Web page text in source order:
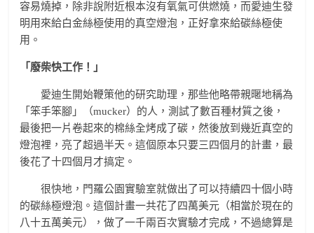
容易燒掉，除非說附近根本沒有氧氣可供燃燒，而愛迪生發
明用來給白金絲極使用的真空燈泡，正好拿來給碳絲極使
用。
「廢柴快工作！」
愛迪生開始鞭策他的研究助理，那些他略帶親暱地稱為
「笨手笨腳」（mucker）的人，測試了數百種材質之後，
最後把一片卷起來的棉絲全烤成了碳，然後放到幾近真空的
燈泡裡，亮了超過半天。這個原本只要三四個月的計畫，最
後花了十四個月才搞定。
很快地，門羅公園實驗室就做出了可以持續四十個小時
的碳絲極燈泡。這個計畫一共花了四萬美元（相當於現在的
八十五萬美元），做了一千兩百次實驗才完成，不過總算是